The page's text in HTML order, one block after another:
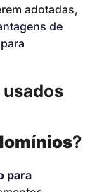
adotadas,
de
?
para